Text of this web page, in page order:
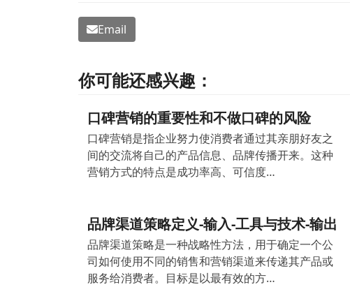
Email
你可能还感兴趣：
口碑营销的重要性和不做口碑的风险
口碑营销是指企业努力使消费者通过其亲朋好友之
间的交流将自己的产品信息、品牌传播开来。这种
营销方式的特点是成功率高、可信度…
品牌渠道策略定义-输入-工具与技术-输出
品牌渠道策略是一种战略性方法，用于确定一个公
司如何使用不同的销售和营销渠道来传递其产品或
服务给消费者。目标是以最有效的方…